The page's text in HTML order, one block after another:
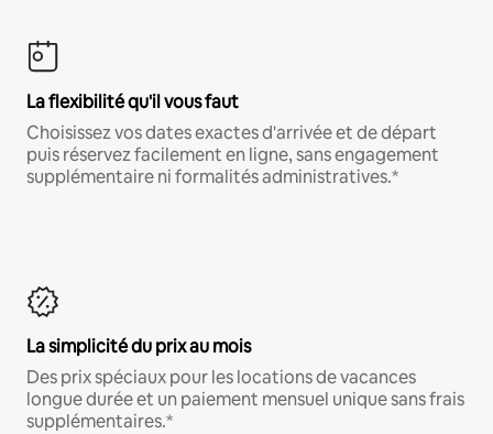
La flexibilité qu'il vous faut
Choisissez vos dates exactes d'arrivée et de départ
puis réservez facilement en ligne, sans engagement
supplémentaire ni formalités administratives.*
La simplicité du prix au mois
Des prix spéciaux pour les locations de vacances
longue durée et un paiement mensuel unique sans frais
supplémentaires.*